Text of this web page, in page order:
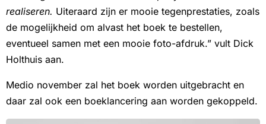
realiseren. Uiteraard zijn er mooie tegenprestaties, zoals
de mogelijkheid om alvast het boek te bestellen,
eventueel samen met een mooie foto-afdruk.” vult Dick
Holthuis aan.
Medio november zal het boek worden uitgebracht en
daar zal ook een boeklancering aan worden gekoppeld.